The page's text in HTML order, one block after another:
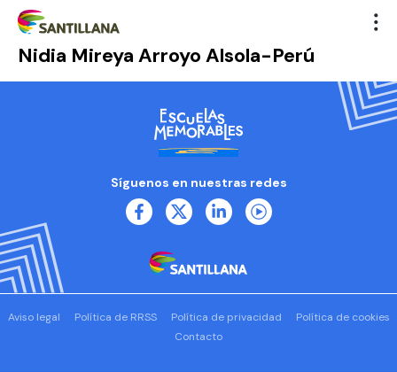
Nidia Mireya Arroyo Alsola-Perú
Síguenos en nuestras redes
Aviso legal Política de RRSS Política de privacidad
Política de cookies
Contacto